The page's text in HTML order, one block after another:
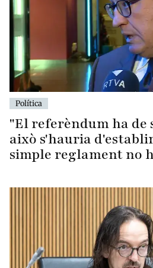
Política
"El referèndum ha
això s'hauria
simple reglament no